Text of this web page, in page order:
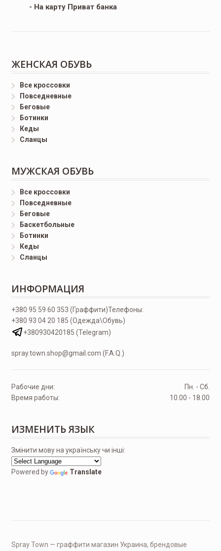
- На карту Приват банка
ЖЕНСКАЯ ОБУВЬ
Все кроссовки
Повседневные
Беговые
Ботинки
Кеды
Сланцы
МУЖСКАЯ ОБУВЬ
Все кроссовки
Повседневные
Беговые
Баскетбольные
Ботинки
Кеды
Сланцы
ИНФОРМАЦИЯ
Телефоны:
+380 95 59 60 353 (Граффити)
+380 93 04 20 185 (Одежда\Обувь)
+380930420185 (Telegram)
spray.town.shop@gmail.com (F.A.Q.)
Рабочие дни:
Пн. - Сб.
Время работы:
10.00 - 18.00
ИЗМЕНИТЬ ЯЗЫК
Змінити мову на українську чи інші:
Powered by Translate
Spray Town — граффити магазин Украина, брендовые